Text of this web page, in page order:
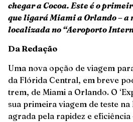
chegar a Cocoa. Este é o
que ligará Miami a Orlando – a
localizada no “Aeroporto
Da Redação
Uma nova opção de viagem
da Flórida Central, em breve
trem, de Miami a Orlando. O
sua primeira viagem de teste
agrada pela rapidez e